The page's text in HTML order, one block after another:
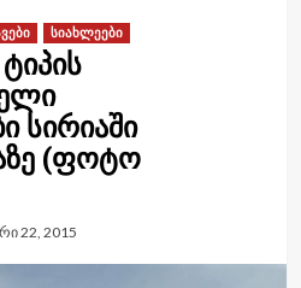
სიახლეები
სირიაში
(ფოტო
22, 2015